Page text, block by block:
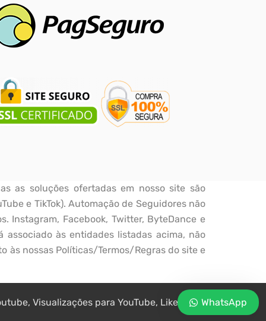
as soluções ofertadas em nosso site são
e TikTok). Automação de Seguidores não
Instagram, Facebook, Twitter, ByteDance e
associado às entidades listadas acima, não
às nossas Políticas/Termos/Regras do site e
Visualizações para YouTube, Likes. WhatsApp